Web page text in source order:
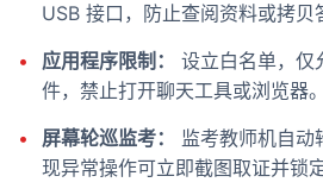
USB 接口，防止查阅资料或拷贝
•
应用程序限制：
设立白名单，仅
件，禁止打开聊天工具或浏览器。
•
屏幕轮巡监考：
监考教师机自动
现异常操作可立即截图取证并锁